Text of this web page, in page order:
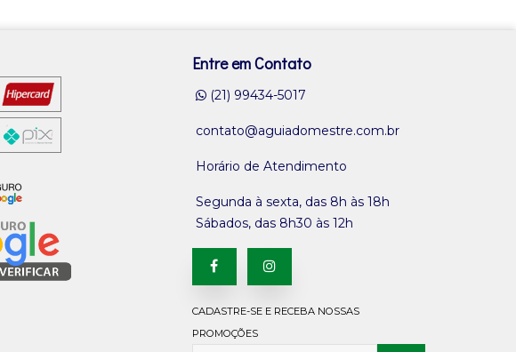
Entre em Contato
(21) 99434-5017
contato@aguiadomestre.com.br
Horário de Atendimento
Segunda à sexta, das 8h às 18h
Sábados, das 8h30 às 12h
CADASTRE-SE E RECEBA NOSSAS
PROMOÇÕES